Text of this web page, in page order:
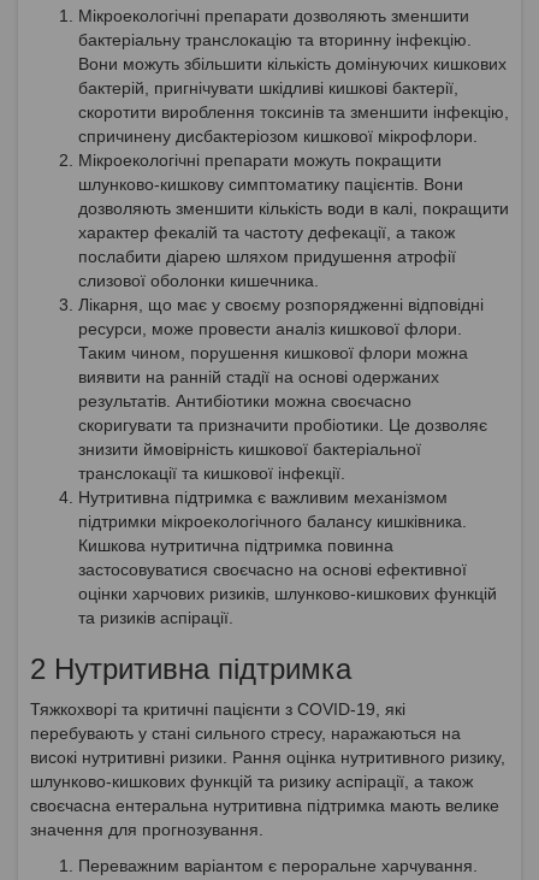
Мікроекологічні препарати дозволяють зменшити
бактеріальну транслокацію та вторинну інфекцію.
Вони можуть збільшити кількість домінуючих кишкових
бактерій, пригнічувати шкідливі кишкові бактерії,
скоротити вироблення токсинів та зменшити інфекцію,
спричинену дисбактеріозом кишкової мікрофлори.
Мікроекологічні препарати можуть покращити
шлунково-кишкову симптоматику пацієнтів. Вони
дозволяють зменшити кількість води в калі, покращити
характер фекалій та частоту дефекації, а також
послабити діарею шляхом придушення атрофії
слизової оболонки кишечника.
Лікарня, що має у своєму розпорядженні відповідні
ресурси, може провести аналіз кишкової флори.
Таким чином, порушення кишкової флори можна
виявити на ранній стадії на основі одержаних
результатів. Антибіотики можна своєчасно
скоригувати та призначити пробіотики. Це дозволяє
знизити ймовірність кишкової бактеріальної
транслокації та кишкової інфекції.
Нутритивна підтримка є важливим механізмом
підтримки мікроекологічного балансу кишківника.
Кишкова нутритична підтримка повинна
застосовуватися своєчасно на основі ефективної
оцінки харчових ризиків, шлунково-кишкових функцій
та ризиків аспірації.
2 Нутритивна підтримка
Тяжкохворі та критичні пацієнти з COVID-19, які
перебувають у стані сильного стресу, наражаються на
високі нутритивні ризики. Рання оцінка нутритивного ризику,
шлунково-кишкових функцій та ризику аспірації, а також
своєчасна ентеральна нутритивна підтримка мають велике
значення для прогнозування.
Переважним варіантом є пероральне харчування.